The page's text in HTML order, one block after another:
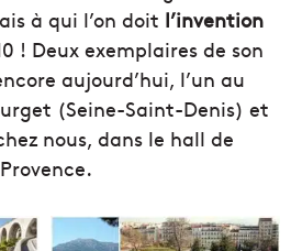
à qui l’on doit l’invention
! Deux exemplaires de son
aujourd’hui, l’un au
(Seine-Saint-Denis) et
nous, dans le hall de